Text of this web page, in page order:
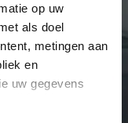
op uw
als doel
metingen aan
en
uw gegevens